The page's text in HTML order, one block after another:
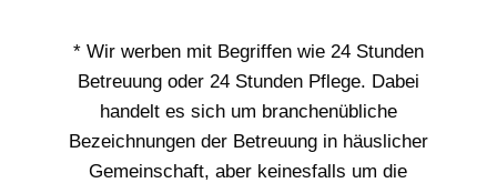
* Wir werben mit Begriffen wie 24 Stunden
Betreuung oder 24 Stunden Pflege. Dabei
handelt es sich um branchenübliche
Bezeichnungen der Betreuung in häuslicher
Gemeinschaft, aber keinesfalls um die